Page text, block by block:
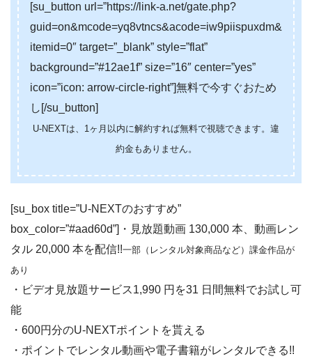
[su_button url=”https://link-a.net/gate.php?
guid=on&mcode=yq8vtncs&acode=iw9piispuxdm&
itemid=0″ target=”_blank” style=”flat”
background=”#12ae1f” size=”16″ center=”yes”
icon=”icon: arrow-circle-right”]無料で今すぐおため
し[/su_button]
U-NEXTは、1ヶ月以内に解約すれば無料で視聴できます。違
約金もありません。
[su_box title=”U-NEXTのおすすめ”
box_color=”#aad60d”]・見放題動画 130,000 本、動画レン
タル 20,000 本を配信!!一部（レンタル対象商品など）課金作品が
あり
・ビデオ見放題サービス1,990 円を31 日間無料でお試し可
能
・600円分のU-NEXTポイントを貰える
・ポイントでレンタル動画や電子書籍がレンタルできる!!